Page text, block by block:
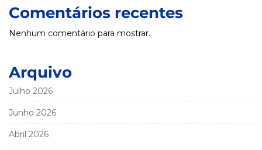
Comentários recentes
Nenhum comentário para mostrar.
Arquivo
Julho 2026
Junho 2026
Abril 2026